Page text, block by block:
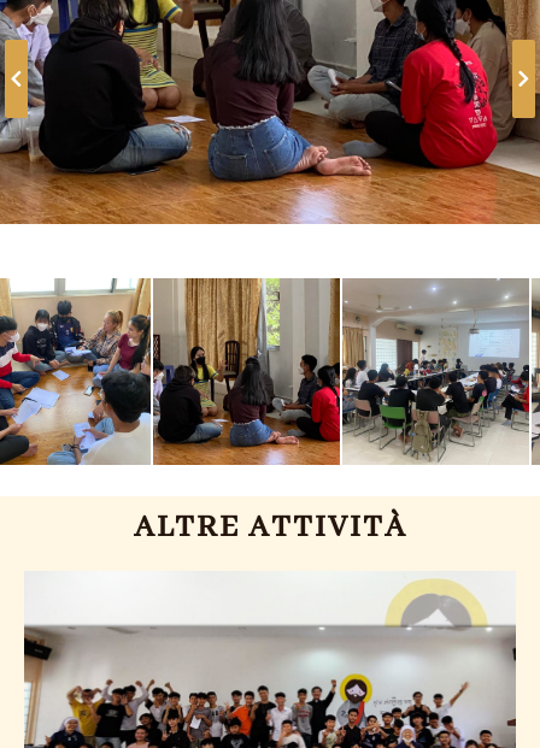
ALTRE ATTIVITÀ